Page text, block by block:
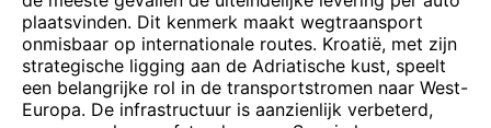
plaatsvinden. Dit kenmerk maakt wegtraansport
onmisbaar op internationale routes. Kroatië, met zijn
strategische ligging aan de Adriatische kust, speelt
een belangrijke rol in de transportstromen naar West-
Europa. De infrastructuur is aanzienlijk verbeterd,